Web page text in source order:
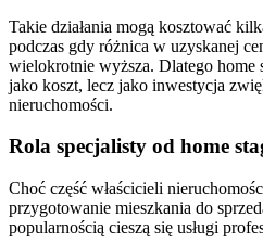
Takie działania mogą kosztować
podczas gdy różnica w uzyskanej
wielokrotnie wyższa. Dlatego home
jako koszt, lecz jako inwestycja
nieruchomości.
Rola specjalisty od home
Choć część właścicieli
przygotowanie mieszkania do
popularnością cieszą się usługi